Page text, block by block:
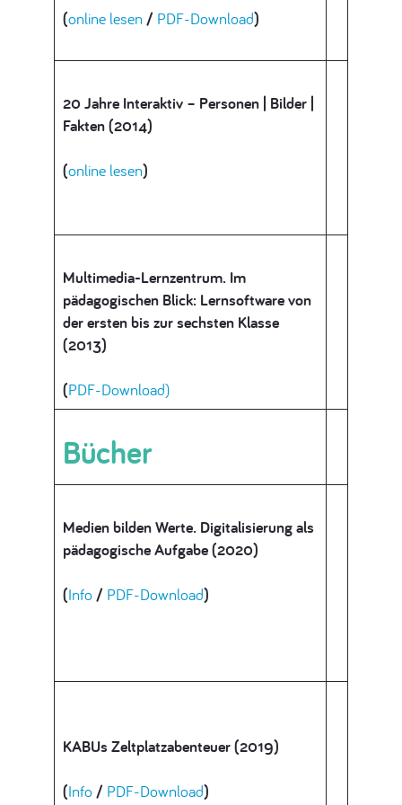
(online lesen / PDF-Download)
20 Jahre Interaktiv – Personen | Bilder |
Fakten (2014)
(online lesen)
Multimedia-Lernzentrum. Im
pädagogischen Blick: Lernsoftware von
der ersten bis zur sechsten Klasse
(2013)
(PDF-Download)
Bücher
Medien bilden Werte. Digitalisierung als
pädagogische Aufgabe (2020)
(Info/ PDF-Download)
KABUs Zeltplatzabenteuer (2019)
(Info/ PDF-Download)